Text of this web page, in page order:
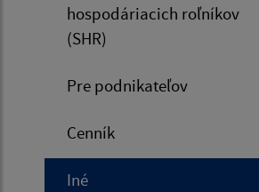
hospodáriacich roľníkov
(SHR)
Pre podnikateľov
Cenník
Iné